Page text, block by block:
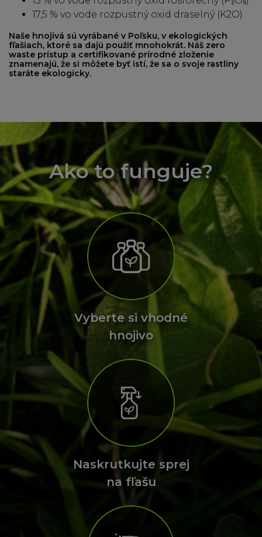
17,5 % vo vode rozpustný oxid draselný (K2O)
Naše hnojivá sú vyrábané v Poľsku, v ekologických
fľašiach, ktoré sa dajú použiť mnohokrát. Náš zero
waste prístup a certifikované prírodné zloženie
znamenajú, že si môžete byť istí, že sa o svoje rastliny
staráte ekologicky.
Ako to funguje?
Vyberte si vhodné
hnojivo
Naskrutkujte sprej
na fľašu